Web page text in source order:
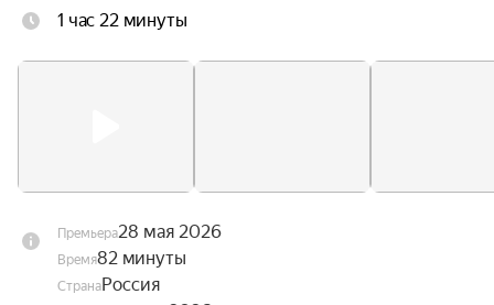
троим приходится прыгать без подготовки.
— но оказываются подвешены над горной
1 час 22 минуты
Премьера28 мая 2026
Время82 минуты
СтранаРоссия